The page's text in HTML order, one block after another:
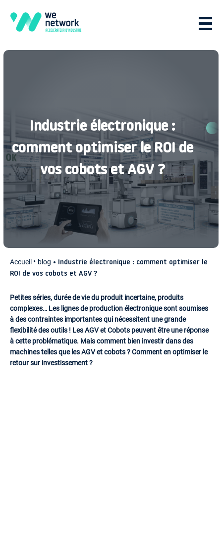
Industrie électronique :
comment optimiser le ROI de
vos cobots et AGV ?
Accueil blog
Industrie électronique : comment optimiser le
ROI de vos cobots et AGV ?
Petites séries, durée de vie du produit incertaine, produits
complexes… Les lignes de production électronique sont soumises
à des contraintes importantes qui nécessitent une grande
flexibilité des outils ! Les AGV et Cobots peuvent être une réponse
à cette problématique. Mais comment bien investir dans des
machines telles que les AGV et cobots ? Comment en optimiser le
retour sur investissement ?